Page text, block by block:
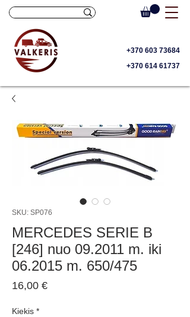
+370 603 73684
+370 614 61737
SKU: SP076
MERCEDES SERIE B
[246] nuo 09.2011 m. iki
06.2015 m. 650/475
16,00 €Price
Kiekis *